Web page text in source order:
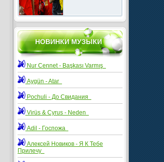
НОВИНКИ МУЗЫКИ
Nur Cennet - Başkası Varmış
Aygün - Atar
Pochuli - До Свидания
Virüs & Cyrus - Neden
Adil - Госпожа
Алексей Новиков - Я К Тебе
Прилечу